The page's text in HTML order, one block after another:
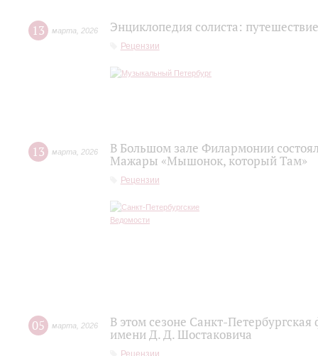
13 марта 2026 Энциклопедия солиста:
Рецензии
13 марта 2026
В Большом зале Филармонии
Мажары «Мышонок, который Там»
Рецензии
05 марта 2026
В этом сезоне Санкт-
имени Д. Д. Шостаковича
Рецензии